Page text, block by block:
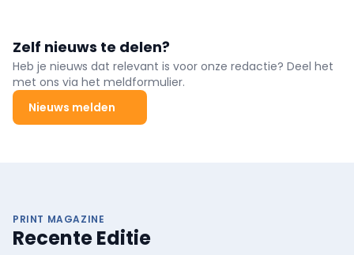
Zelf nieuws te delen?
Heb je nieuws dat relevant is voor onze redactie? Deel het
met ons via het meldformulier.
Nieuws melden
PRINT MAGAZINE
Recente Editie